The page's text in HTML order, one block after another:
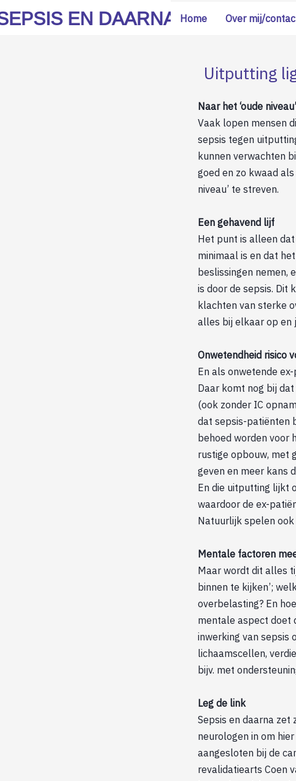
Uitputting
Naar het ‘oude
Vaak lopen mensen
sepsis tegen
kunnen verwachten
goed en zo kwaad
niveau’ te streven.
Een gehavend lijf
Het punt is alleen
minimaal is en dat
beslissingen nemen,
is door de sepsis. Dit
klachten van sterke
alles bij elkaar op en
Onwetendheid risico
En als onwetende
Daar komt nog bij
(ook zonder IC
dat sepsis-patiënten
behoed worden voor
rustige opbouw, met
geven en meer kans
En die uitputting lijkt
waardoor de ex-
Natuurlijk spelen
Mentale factoren
Maar wordt dit alles
binnen te kijken’;
overbelasting? En
mentale aspect doet
inwerking van sepsis
lichaamscellen,
bijv. met
Leg de link
Sepsis en daarna zet
neurologen in om
aangesloten bij de
revalidatiearts Coen
EN DAARNA Home Over mij/